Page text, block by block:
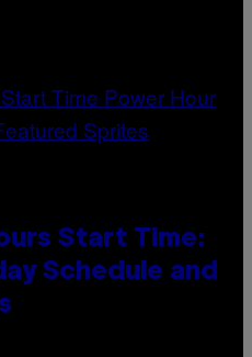
Start Time:
Schedule and